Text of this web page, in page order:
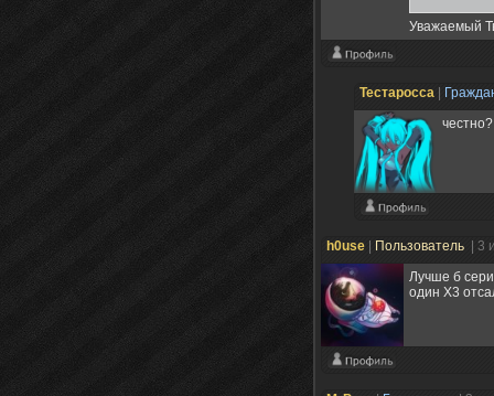
Уважаемый
Тестаросса
h0use Пользователь
| 3
Лучше б
один X3